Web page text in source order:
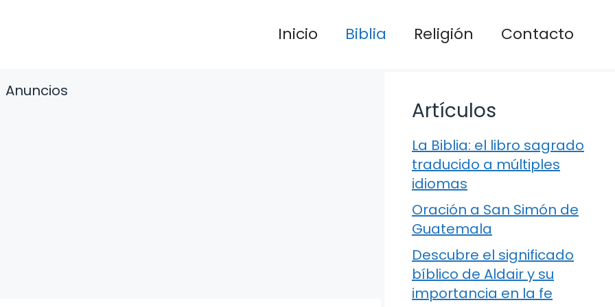
Inicio Biblia Religión Contacto
Anuncios
Artículos
La Biblia: el libro sagrado
traducido a múltiples
idiomas
Oración a San Simón de
Guatemala
Descubre el significado
bíblico de Aldair y su
importancia en la fe